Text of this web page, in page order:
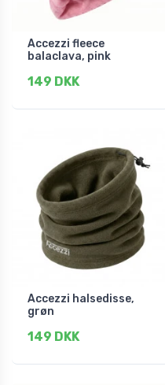
Accezzi fleece
balaclava, pink
149 DKK
Accezzi halsedisse,
grøn
149 DKK